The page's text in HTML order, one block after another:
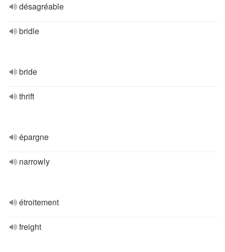
désagréable
bridle
bride
thrift
épargne
narrowly
étroitement
freight